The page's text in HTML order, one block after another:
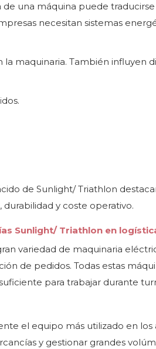
una máquina puede
necesitan sistemas
la maquinaria. También influyen
de Sunlight/ Triathlon
y coste operativo.
Sunlight/ Triathlon en
variedad de maquinaria
de pedidos. Todas estas
para trabajar durante
el equipo más utilizado en
y gestionar grandes